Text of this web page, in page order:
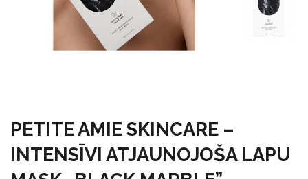
PETITE AMIE SKINCARE –
INTENSĪVI ATJAUNOJOŠA LAPU